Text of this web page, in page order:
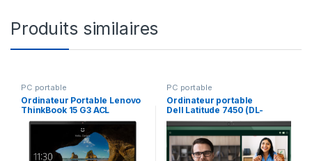
Produits similaires
PC portable
Ordinateur Portable Lenovo
ThinkBook 15 G3 ACL
(21A4001WFE)
PC portable
Ordinateur portable
Dell Latitude 7450 (DL-
LAT7450-U7-W)